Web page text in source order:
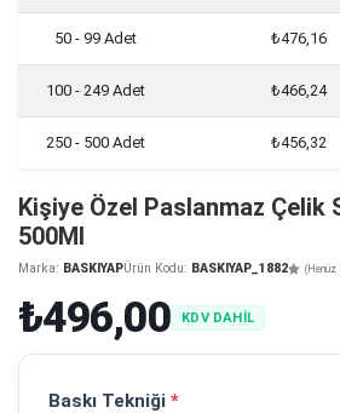
50 - 99 Adet ₺476,16
100 - 249 Adet ₺466,24
250 - 500 Adet ₺456,32
Kişiye Özel Paslanmaz Çelik
500Ml
Marka: BASKIYAPÜrün Kodu: BASKIYAP_1882 (Henüz
₺496,00 KDV DAHİL
Baskı Tekniği *